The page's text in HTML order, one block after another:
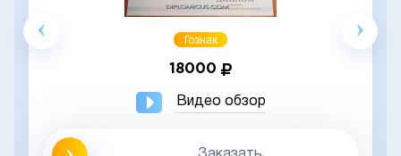
Гознак
18000
Видео обзор